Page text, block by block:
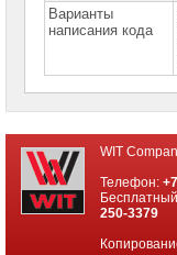
Варианты
написания кода
WIT
Телефон:
250-3379